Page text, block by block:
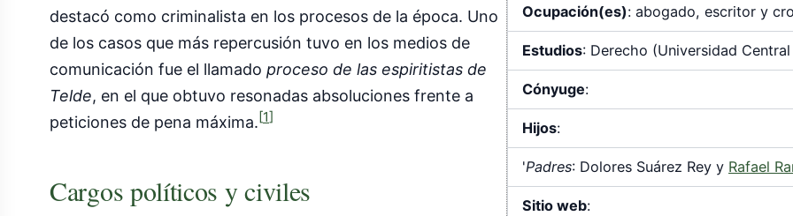
Ocupación(es): abogado, escritor y
Estudios: Derecho (Universidad
Cónyuge:
Hijos:
'Padres: Dolores Suárez Rey y Rafael
Sitio web:
destacó como criminalista en los procesos de la época. Uno
de los casos que más repercusión tuvo en los medios de
comunicación fue el llamado proceso de las espiritistas de
Telde, en el que obtuvo resonadas absoluciones frente a
peticiones de pena máxima.[1]
Cargos políticos y civiles